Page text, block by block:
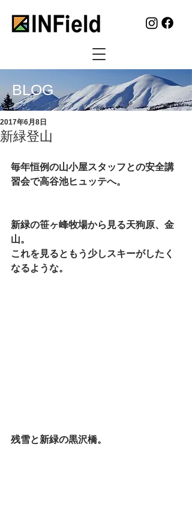
BLOG
新緑登山
2017年6月8日
毎年恒例の山小屋スタッフとの安全講
習会で高谷池ヒュッテへ。
新緑の笹ヶ峰牧場から見る天狗原、金
山。
これを見るともう少しスキーがしたく
なるような。
残雪と新緑の黒沢橋。